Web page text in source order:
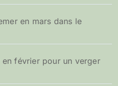
en mars dans le
février pour un verger